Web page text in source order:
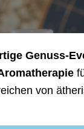
Genuss-
von